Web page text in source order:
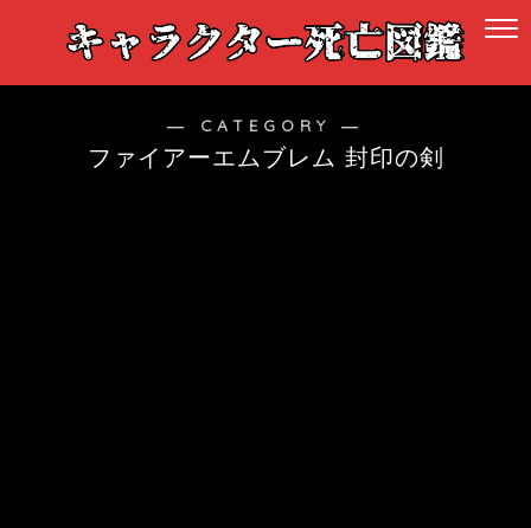
― CATEGORY ―
ファイアーエムブレム 封印の剣